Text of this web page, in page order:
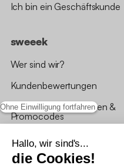
Ohne Einwilligung fortfahren
Hallo, wir sind's...
die Cookies!
Ich bin ein Geschäftskunde
sweeek
Wer sind wir?
Kundenbewertungen
*Angebotsbedingungen &
Promocodes
Bewertungen von sweeek
Unsere Geschäfte